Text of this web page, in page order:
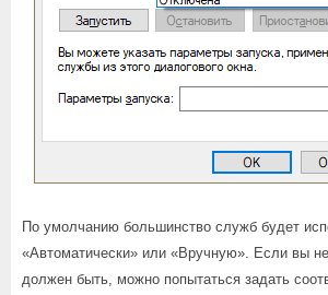
По умолчанию большинство служб будет
«Автоматически» или «Вручную». Если вы не
должен быть, можно попытаться задать